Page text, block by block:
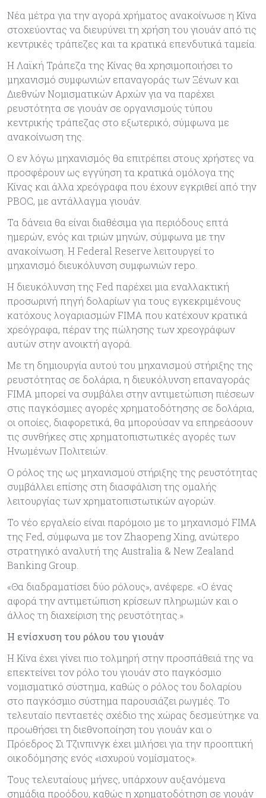
Νέα μέτρα για την αγορά χρήματος ανακοίνωσε η Κίνα
στοχεύοντας να διευρύνει τη χρήση του γιουάν από τις
κεντρικές τράπεζες και τα κρατικά επενδυτικά ταμεία.
Η Λαϊκή Τράπεζα της Κίνας θα χρησιμοποιήσει το
μηχανισμό συμφωνιών επαναγοράς των Ξένων και
Διεθνών Νομισματικών Αρχών για να παρέχει
ρευστότητα σε γιουάν σε οργανισμούς τύπου
κεντρικής τράπεζας στο εξωτερικό, σύμφωνα με
ανακοίνωση της.
Ο εν λόγω μηχανισμός θα επιτρέπει στους χρήστες να
προσφέρουν ως εγγύηση τα κρατικά ομόλογα της
Κίνας και άλλα χρεόγραφα που έχουν εγκριθεί από την
PBOC, με αντάλλαγμα γιουάν.
Τα δάνεια θα είναι διαθέσιμα για περιόδους επτά
ημερών, ενός και τριών μηνών, σύμφωνα με την
ανακοίνωση. Η Federal Reserve λειτουργεί το
μηχανισμό διευκόλυνση συμφωνιών repo.
Η διευκόλυνση της Fed παρέχει μια εναλλακτική
προσωρινή πηγή δολαρίων για τους εγκεκριμένους
κατόχους λογαριασμών FIMA που κατέχουν κρατικά
χρεόγραφα, πέραν της πώλησης των χρεογράφων
αυτών στην ανοικτή αγορά.
Με τη δημιουργία αυτού του μηχανισμού στήριξης της
ρευστότητας σε δολάρια, η διευκόλυνση επαναγοράς
FIMA μπορεί να συμβάλει στην αντιμετώπιση πιέσεων
στις παγκόσμιες αγορές χρηματοδότησης σε δολάρια,
οι οποίες, διαφορετικά, θα μπορούσαν να επηρεάσουν
τις συνθήκες στις χρηματοπιστωτικές αγορές των
Ηνωμένων Πολιτειών.
Ο ρόλος της ως μηχανισμού στήριξης της ρευστότητας
συμβάλλει επίσης στη διασφάλιση της ομαλής
λειτουργίας των χρηματοπιστωτικών αγορών.
Το νέο εργαλείο είναι παρόμοιο με το μηχανισμό FIMA
της Fed, σύμφωνα με τον Zhaopeng Xing, ανώτερο
στρατηγικό αναλυτή της Australia & New Zealand
Banking Group.
«Θα διαδραματίσει δύο ρόλους», ανέφερε. «Ο ένας
αφορά την αντιμετώπιση κρίσεων πληρωμών και ο
άλλος τη διαχείριση της ρευστότητας.»
Η ενίσχυση του ρόλου του γιουάν
Η Κίνα έχει γίνει πιο τολμηρή στην προσπάθειά της να
επεκτείνει τον ρόλο του γιουάν στο παγκόσμιο
νομισματικό σύστημα, καθώς ο ρόλος του δολαρίου
στο παγκόσμιο σύστημα παρουσιάζει ρωγμές. Το
τελευταίο πενταετές σχέδιο της χώρας δεσμεύτηκε να
προωθήσει τη διεθνοποίηση του γιουάν και ο
Πρόεδρος Σι Τζινπινγκ έχει μιλήσει για την προοπτική
οικοδόμησης ενός «ισχυρού νομίσματος».
Τους τελευταίους μήνες, υπάρχουν αυξανόμενα
σημάδια προόδου, καθώς η χρηματοδότηση σε γιουάν